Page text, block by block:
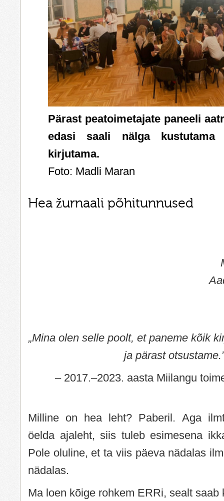
Pärast peatoimetajate paneeli
edasi saali nälga kustutama
kirjutama.
Foto: Madli Maran
Hea žurnaali põhitunnused
„Mina olen selle poolt, et paneme kõik
ja pärast
– 2017.–2023. aasta Miilangu
Milline on hea leht? Paberil. Aga
öelda ajaleht, siis tuleb esimesena
Pole oluline, et ta viis päeva nädalas
nädalas.
Ma loen kõige rohkem ERRi, sealt saab